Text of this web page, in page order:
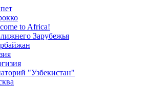
to Africa!
Зарубежья
"Узбекистан"